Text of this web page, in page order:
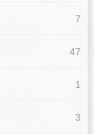
7
47
1
3